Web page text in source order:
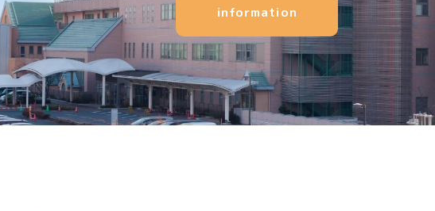
information